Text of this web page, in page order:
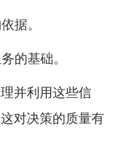
据。
的基础。
并利用这些信
对决策的质量有